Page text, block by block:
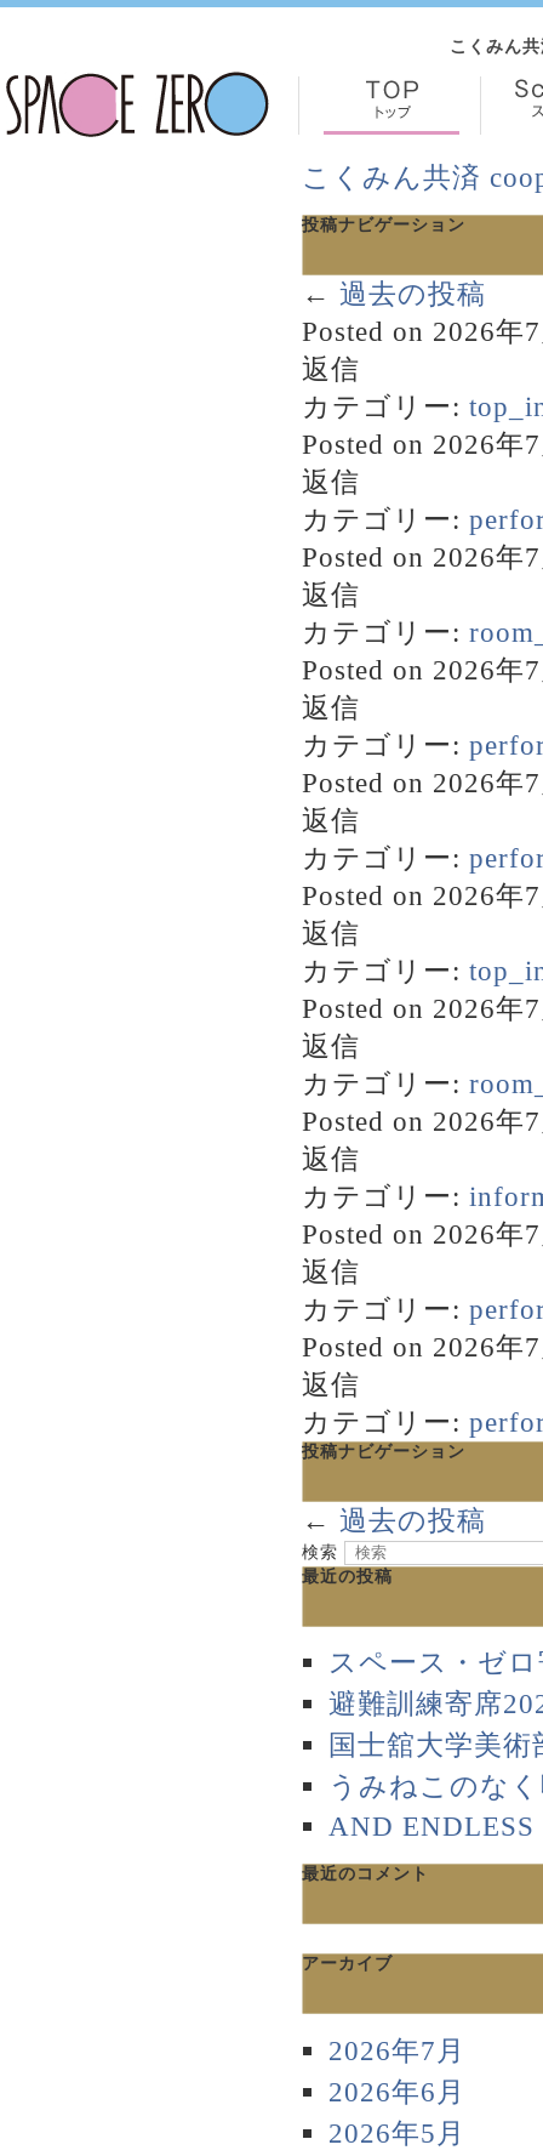
こくみん
こくみん共済
投稿ナビゲーション
← 過去の投稿
Posted on 2026年
返信
カテゴリー:
Posted on 2026年
返信
カテゴリー:
Posted on 2026年
返信
カテゴリー:
Posted on 2026年
返信
カテゴリー:
Posted on 2026年
返信
カテゴリー:
Posted on 2026年
返信
カテゴリー:
Posted on 2026年
返信
カテゴリー:
Posted on 2026年
返信
カテゴリー:
Posted on 2026年
返信
カテゴリー:
Posted on 2026年
返信
カテゴリー:
投稿ナビゲーション
← 過去の投稿
検索
最近の投稿
スペース・ゼ
避難訓練寄席
国士舘大学美術
うみねこのな
AND ENDLESS
最近のコメント
アーカイブ
2026年7月
2026年6月
2026年5月